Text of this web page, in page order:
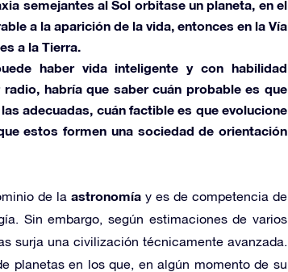
semejantes alSol orbitase un planeta, en el
a la aparición de la vida, entonces en la Vía
a la Tierra.
haber vida inteligente y con habilidad
habría que saber cuán probable es que
adecuadas, cuán factible es que evolucione
estos formen una sociedad de orientación
de la astronomía y es de competencia de
Sin embargo, según estimaciones de varios
surja una civilización técnicamente avanzada.
planetas en los que, en algún momento de su